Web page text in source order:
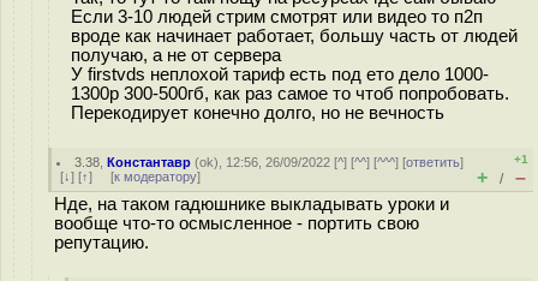
Если 3-10 людей стрим смотрят или видео то п2п
вроде как начинает работает, большу часть от людей
получаю, а не от сервера
У firstvds неплохой тариф есть под ето дело 1000-
1300р 300-500гб, как раз самое то чтоб попробовать.
Перекодирует конечно долго, но не вечность
3.38 ,Константавр (ok), 12:56, 26/09/2022 [^] [^^] [^^^] [ответить]
[↓] [↑] [к модератору]
+1
+ / –
Нде, на таком гадюшнике выкладывать уроки и
вообще что-то осмысленное - портить свою
репутацию.